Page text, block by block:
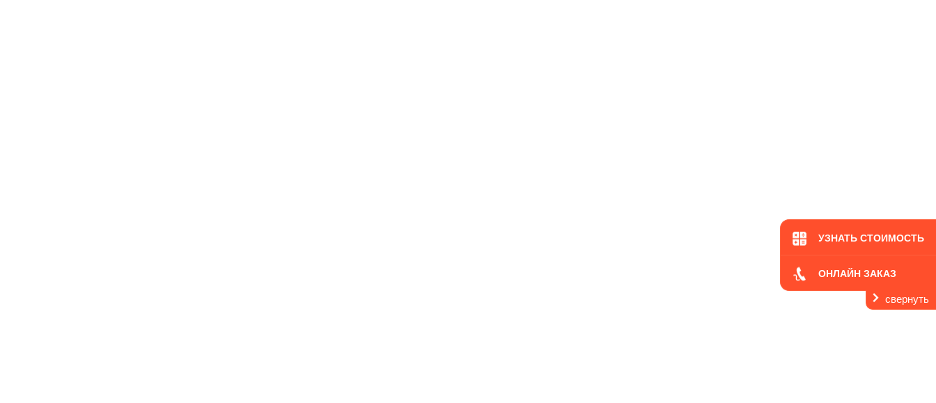
УЗНАТЬ СТОИМОСТЬ
ОНЛАЙН ЗАКАЗ
свернуть